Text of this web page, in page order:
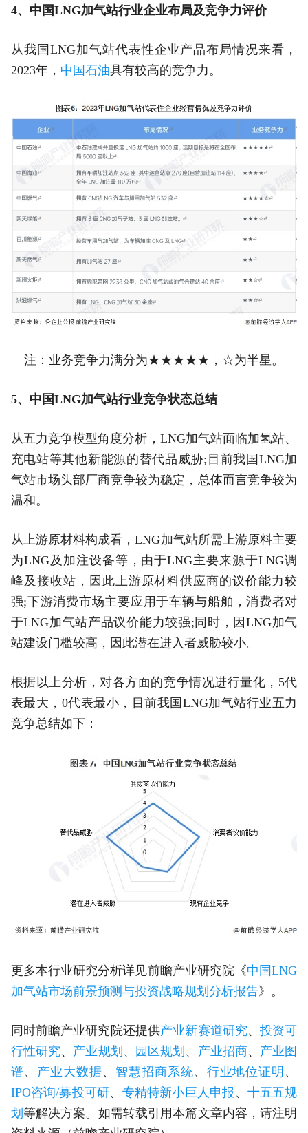
4、中国LNG加气站行业企业布局及竞争力评价
从我国LNG加气站代表性企业产品布局情况来看，
2023年， 中国石油具有较高的竞争力。
注：业务竞争力满分为★★★★★，☆为半星。
5、中国LNG加气站行业竞争状态总结
从五力竞争模型角度分析，LNG加气站面临加氢站、
充电站等其他新能源的替代品威胁;目前我国LNG加
气站市场头部厂商竞争较为稳定，总体而言竞争较为
温和。
从上游原材料构成看，LNG加气站所需上游原料主要
为LNG及加注设备等，由于LNG主要来源于LNG调
峰及接收站，因此上游原材料供应商的议价能力较
强;下游消费市场主要应用于车辆与船舶，消费者对
于LNG加气站产品议价能力较强;同时，因LNG加气
站建设门槛较高，因此潜在进入者威胁较小。
根据以上分析，对各方面的竞争情况进行量化，5代
表最大，0代表最小，目前我国LNG加气站行业五力
竞争总结如下：
更多本行业研究分析详见前瞻产业研究院《中国LNG
加气站市场前景预测与投资战略规划分析报告》。
同时前瞻产业研究院还提供产业新赛道研究、投资可
行性研究、 产业规划 、 园区规划 、 产业招商、 产业图
谱、 产业大数据、 智慧招商系统、 行业地位证明 、
IPO咨询/募投可研、 专精特新小巨人申报 、 十五五规
划 等解决方案。如需转载引用本篇文章内容，请注明